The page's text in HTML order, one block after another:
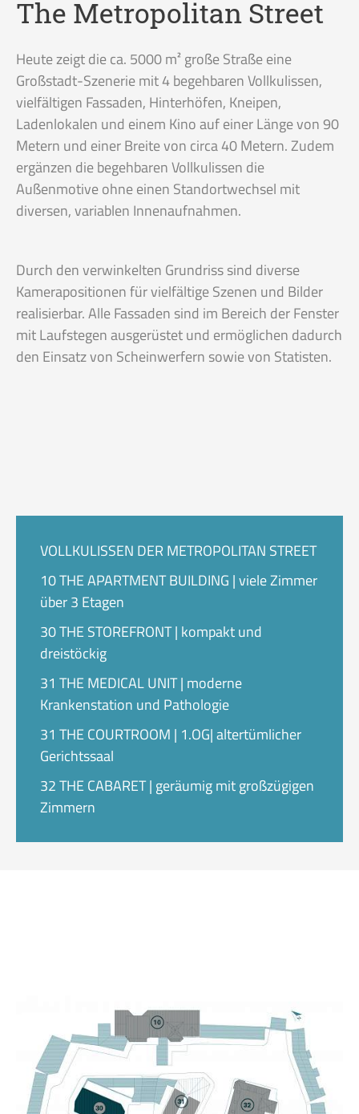
The Metropolitan Street
Heute zeigt die ca. 5000 m² große Straße eine
Großstadt-Szenerie mit 4 begehbaren Vollkulissen,
vielfältigen Fassaden, Hinterhöfen, Kneipen,
Ladenlokalen und einem Kino auf einer Länge von 90
Metern und einer Breite von circa 40 Metern. Zudem
ergänzen die begehbaren Vollkulissen die
Außenmotive ohne einen Standortwechsel mit
diversen, variablen Innenaufnahmen.
Durch den verwinkelten Grundriss sind diverse
Kamerapositionen für vielfältige Szenen und Bilder
realisierbar. Alle Fassaden sind im Bereich der Fenster
mit Laufstegen ausgerüstet und ermöglichen dadurch
den Einsatz von Scheinwerfern sowie von Statisten.
VOLLKULISSEN DER METROPOLITAN STREET
10 THE APARTMENT BUILDING | viele Zimmer
über 3 Etagen
30 THE STOREFRONT | kompakt und
dreistöckig
31 THE MEDICAL UNIT | moderne
Krankenstation und Pathologie
31 THE COURTROOM | 1.OG| altertümlicher
Gerichtssaal
32 THE CABARET | geräumig mit großzügigen
Zimmern